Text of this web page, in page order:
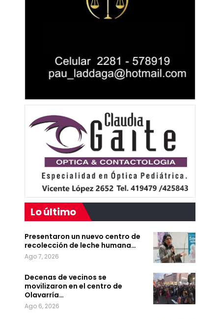
Lo último
Presentaron un nuevo centro de
recolección de leche humana…
Ago 7, 2026
Decenas de vecinos se
movilizaron en el centro de
Olavarría…
Ago 6, 2026